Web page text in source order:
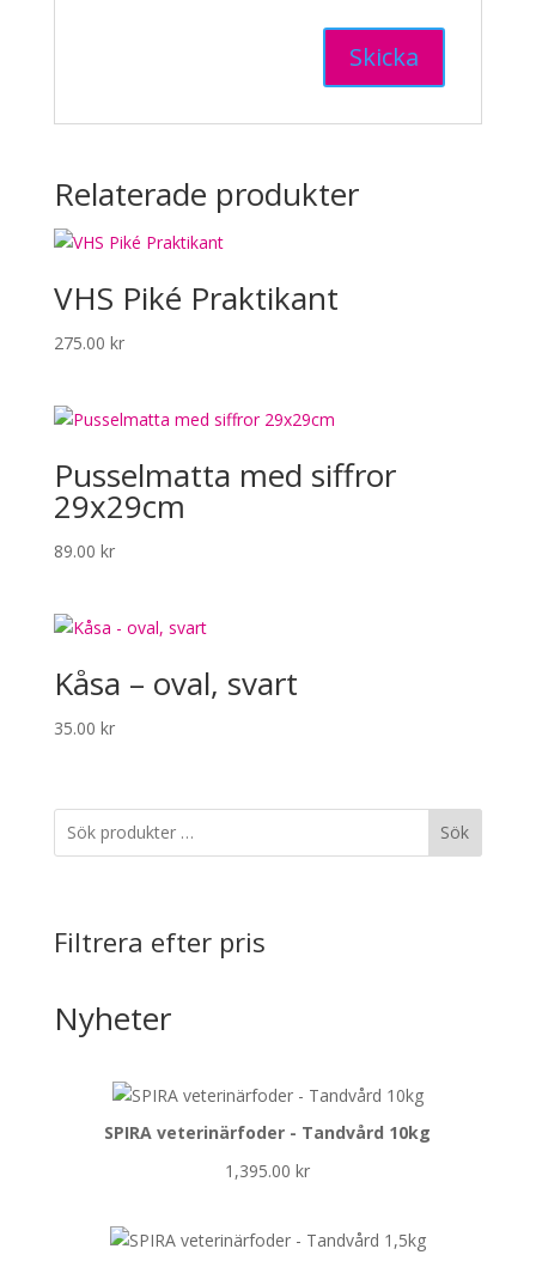
Relaterade produkter
VHS Piké Praktikant
275.00 kr
Pusselmatta med siffror
29x29cm
89.00 kr
Kåsa – oval, svart
35.00 kr
Sök
Filtrera efter pris
Nyheter
SPIRA veterinärfoder - Tandvård 10kg
1,395.00kr